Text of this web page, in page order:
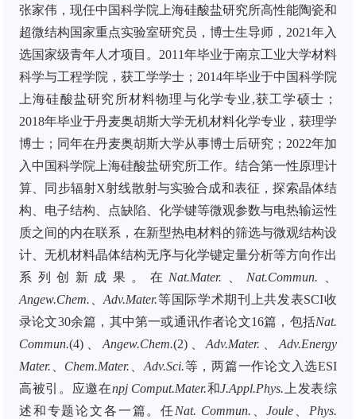
张家伟， 现任中国科学院上海硅酸盐研究所高性能陶瓷和
超微结构国家重点实验室研究员，博士生导师， 2021年入
选国家级青年人才项目。 2011年毕业于南京工业大学材料
科学与工程学院，获工学学士； 2014年毕业于中国科学院
上海硅酸盐研究所材料物理与化学专业 ,获工学硕士；
2018年毕业于丹麦奥胡斯大学无机材料化学专业，获理学
博士；同年在丹麦奥胡斯大学从事博士后研究； 2022年加
入中国科学院上海硅酸盐研究所工作。结合第一性原理计
算、同步辐射X射线散射与实验合成和表征，探索晶体结
构、电子结构、点缺陷、化学键等微观参数与电热输运性
质之间的内在联系，在新型热电材料的筛选与微观结构设
计、无机材料晶体结构无序与化学键定量分析等方向作出
系列创新成果。在 Nat.Mater. Nat.Commun.
Angew.Chem. 、Adv.Mater.等国际学术期刊上共发表SCI收
录论文30余篇，其中第一或通讯作者论文16篇，包括Nat.
Commun.(4) Angew.Chem.(2)、Adv.Mater. 、Adv.Energy
Mater.
Chem.Mater. Adv.Sci.等，两篇一作论文入选ESI
高被引。应邀在npj Comput.Mater.和J.Appl.Phys. 上发表综
述和专题论文各一篇。任Nat. Commun. 、Joule
Phys.